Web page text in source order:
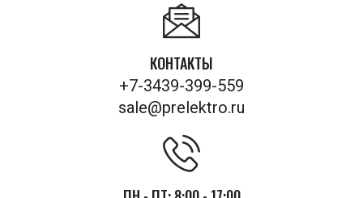
КОНТАКТЫ
+7-3439-399-559
sale@prelektro.ru